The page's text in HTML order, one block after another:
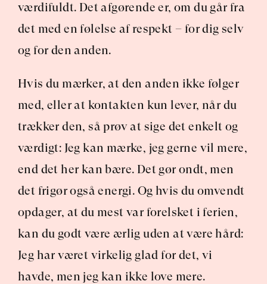
værdifuldt. Det afgørende er, om du går fra
det med en følelse af respekt – for dig selv
og for den anden.
Hvis du mærker, at den anden ikke følger
med, eller at kontakten kun lever, når du
trækker den, så prøv at sige det enkelt og
værdigt: Jeg kan mærke, jeg gerne vil mere,
end det her kan bære. Det gør ondt, men
det frigør også energi. Og hvis du omvendt
opdager, at du mest var forelsket i ferien,
kan du godt være ærlig uden at være hård:
Jeg har været virkelig glad for det, vi
havde, men jeg kan ikke love mere.